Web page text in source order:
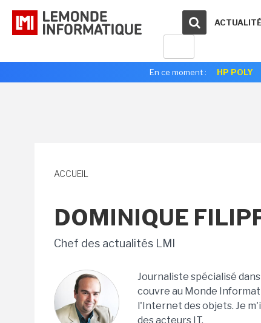
En ce moment : HP POLY
ACCUEIL
DOMINIQUE
Chef des actualités LMI
Journaliste spécialisé
couvre au Monde
l'Internet des objets. Je
des acteurs IT.